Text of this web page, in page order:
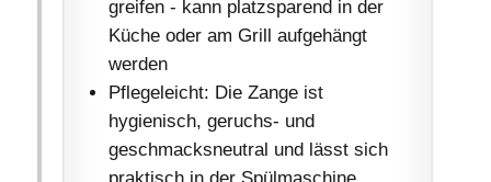
greifen - kann platzsparend in der
Küche oder am Grill aufgehängt
werden
Pflegeleicht: Die Zange ist
hygienisch, geruchs- und
geschmacksneutral und lässt sich
praktisch in der Spülmaschine